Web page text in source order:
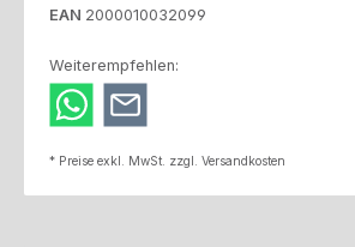
EAN 2000010032099
Weiterempfehlen:
* Preise exkl. MwSt. zzgl. Versandkosten